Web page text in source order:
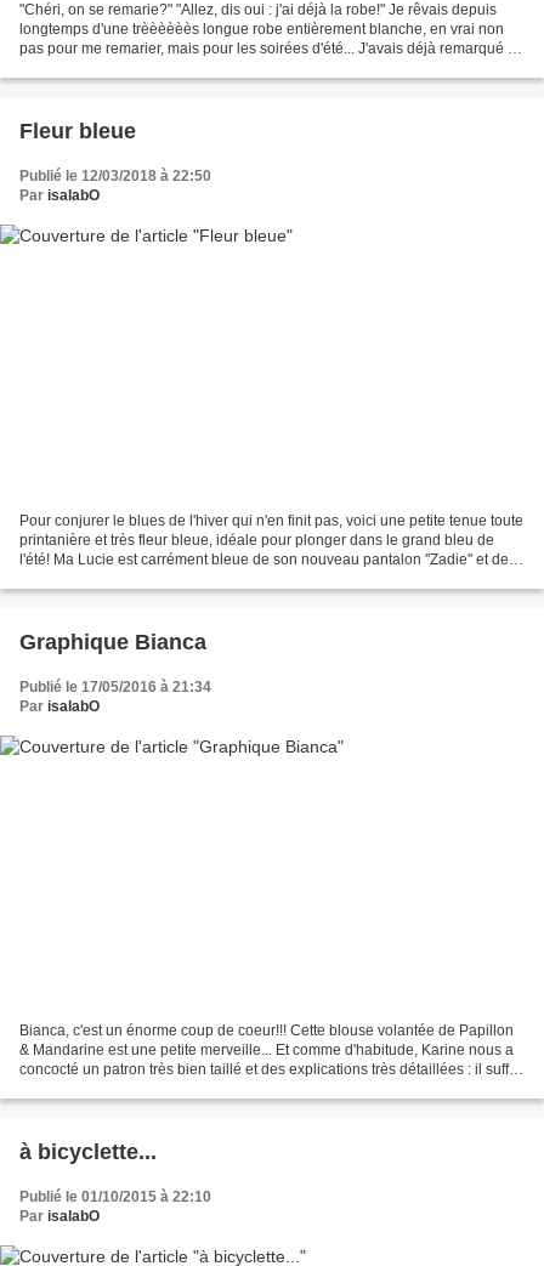
"Chéri, on se remarie?" "Allez, dis oui : j'ai déjà la robe!" Je rêvais depuis
longtemps d'une trèèèèèès longue robe entièrement blanche, en vrai non
pas pour me remarier, mais pour les soirées d'été... J'avais déjà remarqué le
Fleur bleue
Publié le 12/03/2018 à 22:50
Par isalabO
Pour conjurer le blues de l'hiver qui n'en finit pas, voici une petite tenue toute
printanière et très fleur bleue, idéale pour plonger dans le grand bleu de
l'été! Ma Lucie est carrément bleue de son nouveau pantalon "Zadie" et de
Graphique Bianca
Publié le 17/05/2016 à 21:34
Par isalabO
Bianca, c'est un énorme coup de coeur!!! Cette blouse volantée de Papillon
& Mandarine est une petite merveille... Et comme d'habitude, Karine nous a
concocté un patron très bien taillé et des explications très détaillées : il suffit
à bicyclette...
Publié le 01/10/2015 à 22:10
Par isalabO